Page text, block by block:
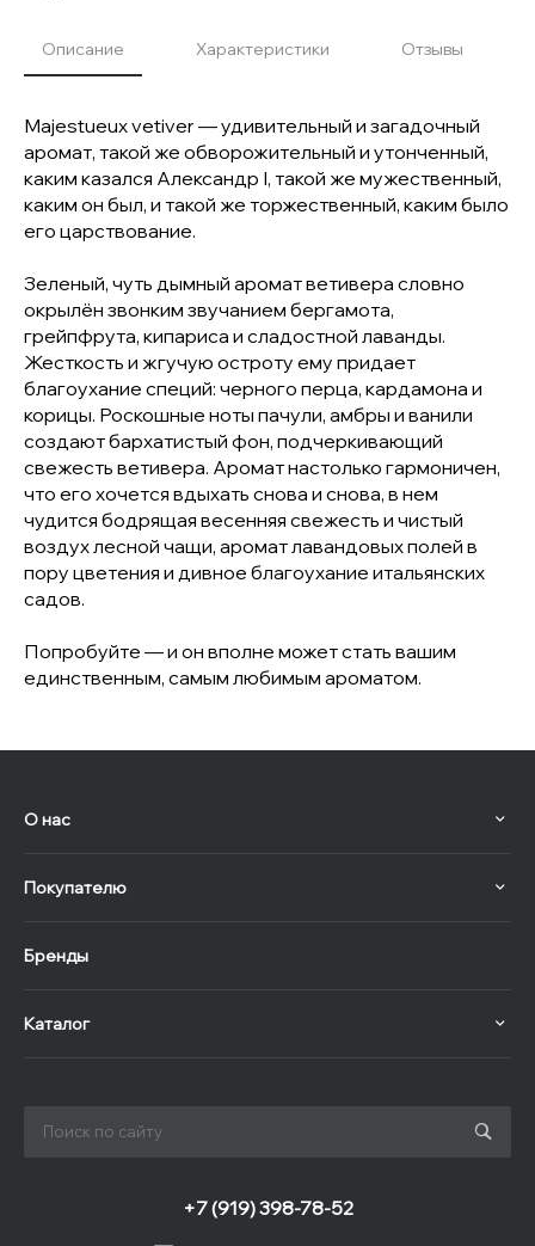
Описание Характеристики Отзывы
Majestueux vetiver — удивительный и загадочный
аромат, такой же обворожительный и утонченный,
каким казался Александр I, такой же мужественный,
каким он был, и такой же торжественный, каким было
его царствование.
Зеленый, чуть дымный аромат ветивера словно
окрылён звонким звучанием бергамота,
грейпфрута, кипариса и сладостной лаванды.
Жесткость и жгучую остроту ему придает
благоухание специй: черного перца, кардамона и
корицы. Роскошные ноты пачули, амбры и ванили
создают бархатистый фон, подчеркивающий
свежесть ветивера. Аромат настолько гармоничен,
что его хочется вдыхать снова и снова, в нем
чудится бодрящая весенняя свежесть и чистый
воздух лесной чащи, аромат лавандовых полей в
пору цветения и дивное благоухание итальянских
садов.
Попробуйте — и он вполне может стать вашим
единственным, самым любимым ароматом.
О нас
Покупателю
Бренды
Каталог
+7 (919) 398-78-52